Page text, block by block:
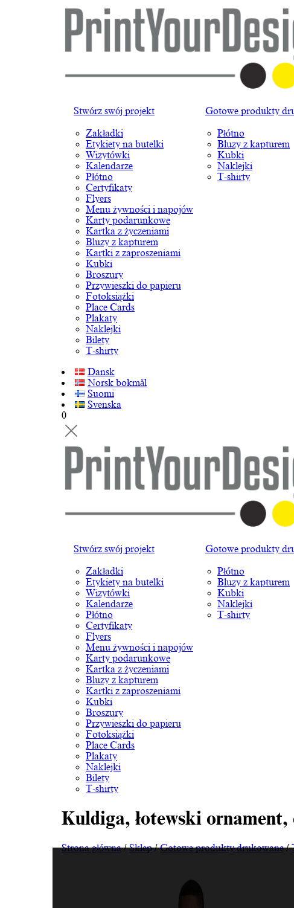
Stwórz swój projekt
Zakładki
Etykiety na butelki
Wizytówki
Kalendarze
Płótno
Certyfikaty
Flyers
Menu żywności i napojów
Karty podarunkowe
Kartka z życzeniami
Bluzy z kapturem
Kartki z zaproszeniami
Kubki
Broszury
Przywieszki do papieru
Fotoksiążki
Place Cards
Plakaty
Naklejki
Bilety
T-shirty
Gotowe produkty
Płótno
Bluzy z kapturem
Kubki
Naklejki
T-shirty
Dansk
Norsk bokmål
Suomi
Svenska
0
Stwórz swój projekt
Zakładki
Etykiety na butelki
Wizytówki
Kalendarze
Płótno
Certyfikaty
Flyers
Menu żywności i napojów
Karty podarunkowe
Kartka z życzeniami
Bluzy z kapturem
Kartki z zaproszeniami
Kubki
Broszury
Przywieszki do papieru
Fotoksiążki
Place Cards
Plakaty
Naklejki
Bilety
T-shirty
Gotowe produkty
Płótno
Bluzy z kapturem
Kubki
Naklejki
T-shirty
Kuldiga, łotewski
Strona główna/Sklep/Gotowe produkty drukowane/